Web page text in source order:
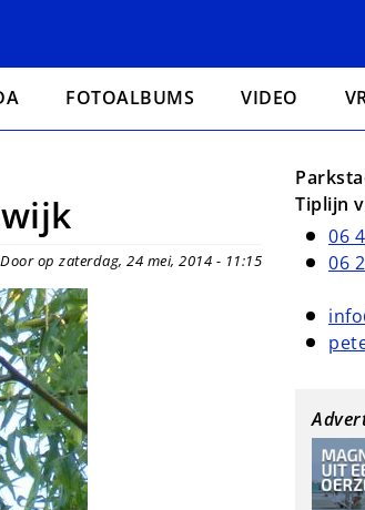
FOTOALBUMS VIDEO
Door op zaterdag, 24 mei, 2014 - 11:15
Tiplijn
06
06